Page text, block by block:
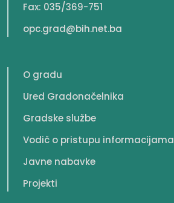
Fax: 035/369-751
opc.grad@bih.net.ba
O gradu
Ured Gradonačelnika
Gradske službe
Vodič o pristupu informacijama
Javne nabavke
Projekti